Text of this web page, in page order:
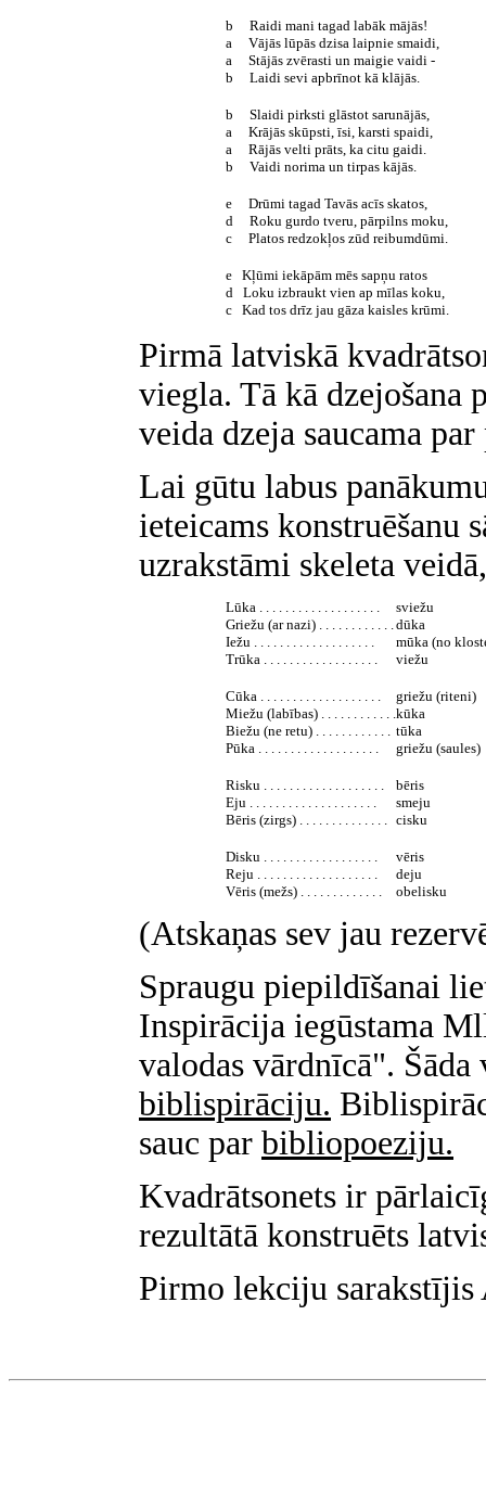
b Raidi mani tagad labāk mājās!
a Vājās lūpās dzisa laipnie smaidi,
a Stājās zvērasti un maigie vaidi -
b Laidi sevi apbrīnot kā klājās.
b Slaidi pirksti glāstot sarunājās,
a Krājās skūpsti, īsi, karsti spaidi,
a Rājās velti prāts, ka citu gaidi.
b Vaidi norima un tirpas kājās.
e Drūmi tagad Tavās acīs skatos,
d Roku gurdo tveru, pārpilns moku,
c Platos redzokļos zūd reibumdūmi.
e Kļūmi iekāpām mēs sapņu ratos
d Loku izbraukt vien ap mīlas koku,
c Kad tos drīz jau gāza kaisles krūmi.
Pirmā latviskā
viegla. Tā kā dzejošana
veida dzeja saucama par
Lai gūtu labus
ieteicams konstruēšanu
uzrakstāmi skeleta
Lūka . . . . . . . . . . . . . . . . . . .
sviežu
Griežu (ar nazi) . . . . . . . . . . . .dūka
Iežu . . . . . . . . . . . . . . . . . . .
mūka (no
Trūka . . . . . . . . . . . . . . . . . .
viežu
Cūka . . . . . . . . . . . . . . . . . . .
griežu (riteni)
Miežu (labības) . . . . . . . . . . . .kūka
Biežu (ne retu) . . . . . . . . . . . . tūka
Pūka . . . . . . . . . . . . . . . . . . .
griežu (saules)
Risku . . . . . . . . . . . . . . . . . . .
bēris
Eju . . . . . . . . . . . . . . . . . . . .
smeju
Bēris (zirgs) . . . . . . . . . . . . . . cisku
Disku . . . . . . . . . . . . . . . . . .
vēris
Reju . . . . . . . . . . . . . . . . . . .
deju
Vēris (mežs) . . . . . . . . . . . . .
obelisku
(Atskaņas sev jau
Spraugu piepildīšanai
Inspirācija iegūstama
valodas vārdnīcā".
biblispirāciju.
sauc par bibliopoeziju.
Kvadrātsonets ir
rezultātā konstruēts
Pirmo lekciju sarakstījis